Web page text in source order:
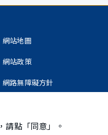
網站地圖
網站政策
網路無障礙方針
請點「同意」。